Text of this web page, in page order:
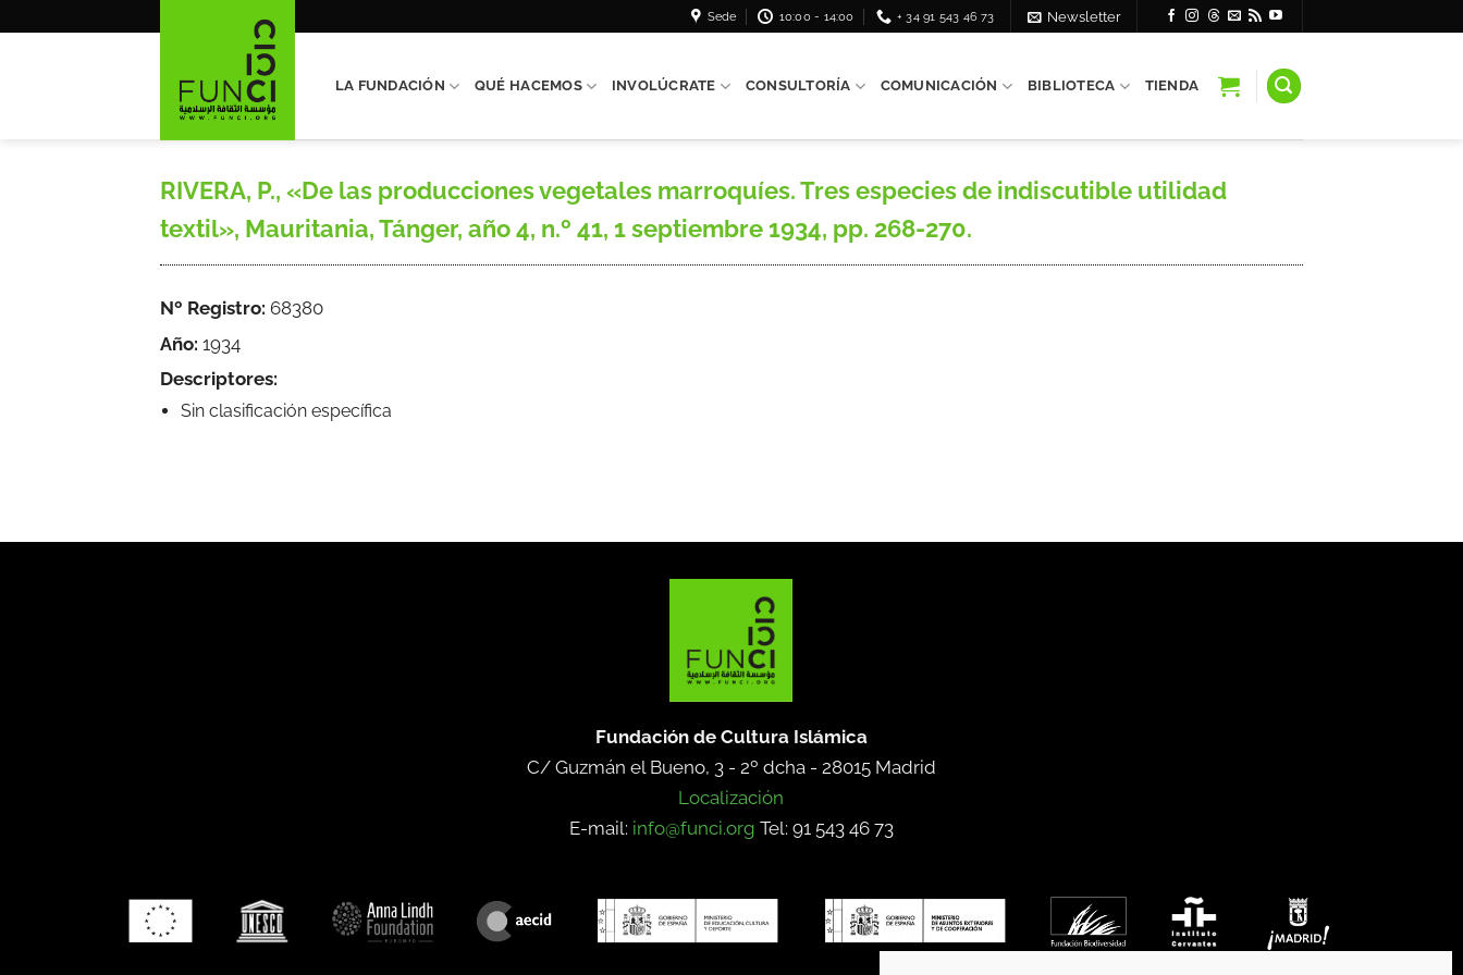
Sede 10:00 - 14:00 + 34 91 543 46 73 Newsletter
LA FUNDACIÓN QUÉ HACEMOS INVOLÚCRATE CONSULTORÍA COMUNICACIÓN BIBLIOTECA TIENDA
RIVERA, P., «De las producciones vegetales marroquíes. Tres especies de indiscutible utilidad
textil», Mauritania, Tánger, año 4, n.º 41, 1 septiembre 1934, pp. 268-270.
Nº Registro: 68380
Año: 1934
Descriptores:
Sin clasificación específica
Fundación de Cultura Islámica
C/ Guzmán el Bueno, 3 - 2º dcha - 28015 Madrid
Localización
E-mail: info@funci.org Tel: 91 543 46 73